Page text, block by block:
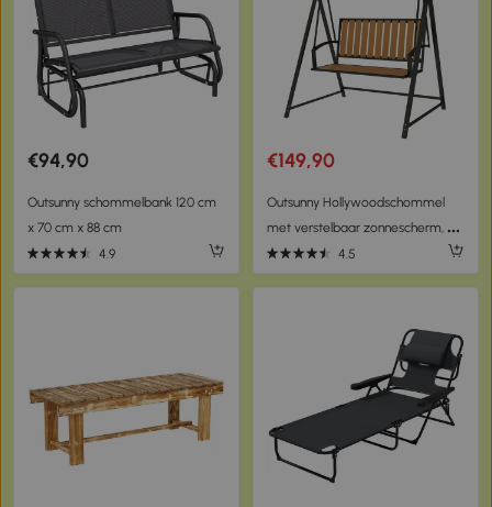
€94,90
Outsunny schommelbank 120 cm
x 70 cm x 88 cm
4.9
€149,90
Outsunny Hollywoodschommel
met verstelbaar zonnescherm, 2-
zits Tuinschommel 142 x 112 x
162cm, Zwart
4.5